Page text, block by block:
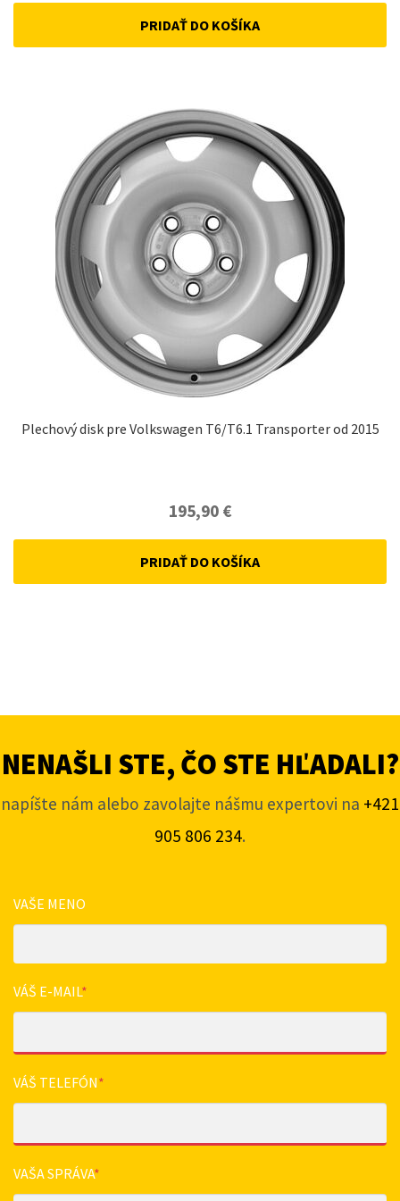
PRIDAŤ DO KOŠÍKA
Plechový disk pre Volkswagen T6/T6.1 Transporter od 2015
195,90 €
PRIDAŤ DO KOŠÍKA
NENAŠLI STE, ČO STE HĽADALI?
napíšte nám alebo zavolajte nášmu expertovi na +421
905 806 234.
VAŠE MENO
VÁŠ E-MAIL*
VÁŠ TELEFÓN*
VAŠA SPRÁVA*